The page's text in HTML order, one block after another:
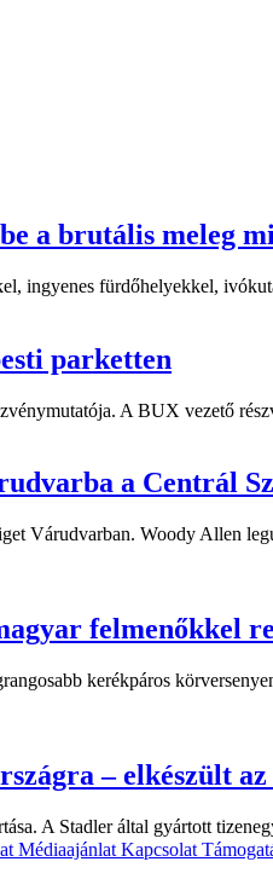
a brutális meleg
ingyenes fürdőhelyekkel,
parketten
A BUX vezető
a Centrál
Várudvarban. Woody Allen
felmenőkkel
kerékpáros
– elkészült
A Stadler által gyártott
Médiaajánlat Kapcsolat